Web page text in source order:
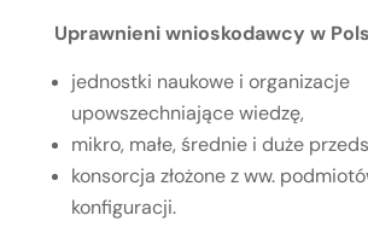
Uprawnieni wnioskodawcy w
jednostki naukowe i organizacje
upowszechniające wiedzę,
mikro, małe, średnie i duże
konsorcja złożone z ww.
konfiguracji.